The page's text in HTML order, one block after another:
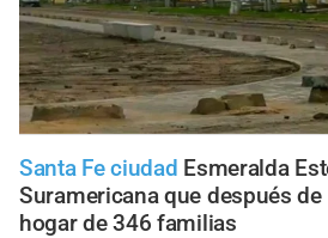
Santa Fe ciudad Esmeralda
Suramericana que después
hogar de 346 familias